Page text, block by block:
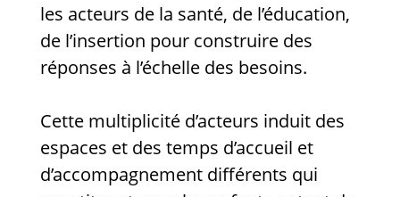
les acteurs de la santé, de l’éducation,
de l’insertion pour construire des
réponses à l’échelle des besoins.
Cette multiplicité d’acteurs induit des
espaces et des temps d’accueil et
d’accompagnement différents qui